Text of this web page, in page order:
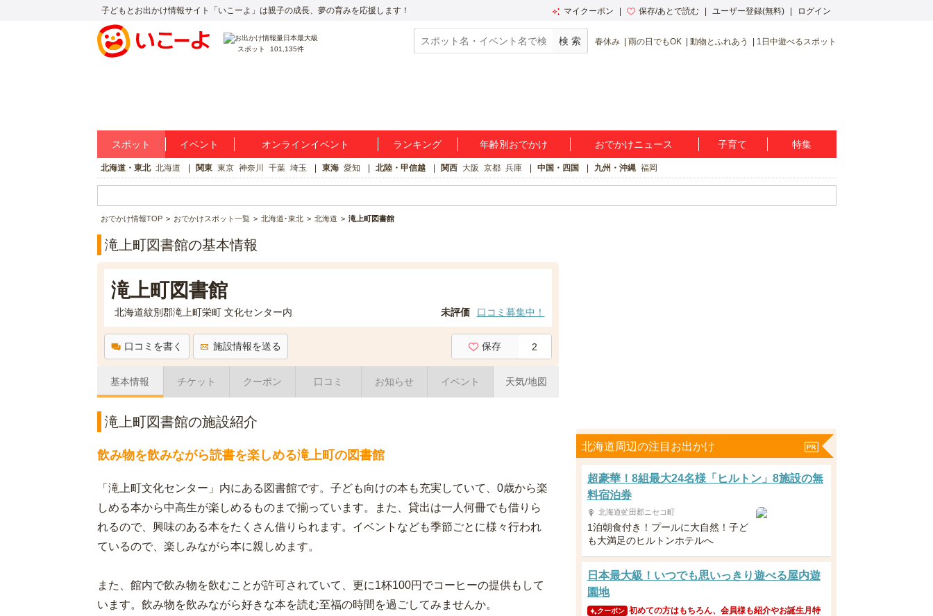
子どもとお出かけ情報サイト「いこーよ」は親子の成長、夢の育みを応援します！ マイクーポン 保存/あとで読む ユーザー登録(無料) ログイン
スポット 101,135件
春休み 雨の日でもOK 動物とふれあう 1日中遊べるスポット
スポット イベント オンラインイベント ランキング 年齢別おでかけ おでかけニュース 子育て 特集
北海道・東北 北海道 関東 東京 神奈川 千葉 埼玉 東海 愛知 北陸・甲信越 関西 大阪 京都 兵庫 中国・四国 九州・沖縄 福岡
おでかけ情報TOP おでかけスポット一覧 北海道･東北 北海道 滝上町図書館
滝上町図書館の基本情報
滝上町図書館
北海道紋別郡滝上町栄町 文化センター内 未評価 口コミ募集中！
口コミを書く 施設情報を送る 保存 2
基本情報 チケット クーポン 口コミ お知らせ イベント 天気/地図
滝上町図書館の施設紹介
飲み物を飲みながら読書を楽しめる滝上町の図書館
「滝上町文化センター」内にある図書館です。子ども向けの本も充実していて、0歳から楽
しめる本から中高生が楽しめるものまで揃っています。また、貸出は一人何冊でも借りら
れるので、興味のある本をたくさん借りられます。イベントなども季節ごとに様々行われ
ているので、楽しみながら本に親しめます。
また、館内で飲み物を飲むことが許可されていて、更に1杯100円でコーヒーの提供もして
います。飲み物を飲みながら好きな本を読む至福の時間を過ごしてみませんか。
北海道周辺の注目お出かけ
超豪華！8組最大24名様「ヒルトン」8施設の無
料宿泊券
北海道虻田郡ニセコ町
1泊朝食付き！プールに大自然！子ど
も大満足のヒルトンホテルへ
日本最大級！いつでも思いっきり遊べる屋内遊
園地
クーポン 初めての方はもちろん、会員様も紹介やお誕生月特